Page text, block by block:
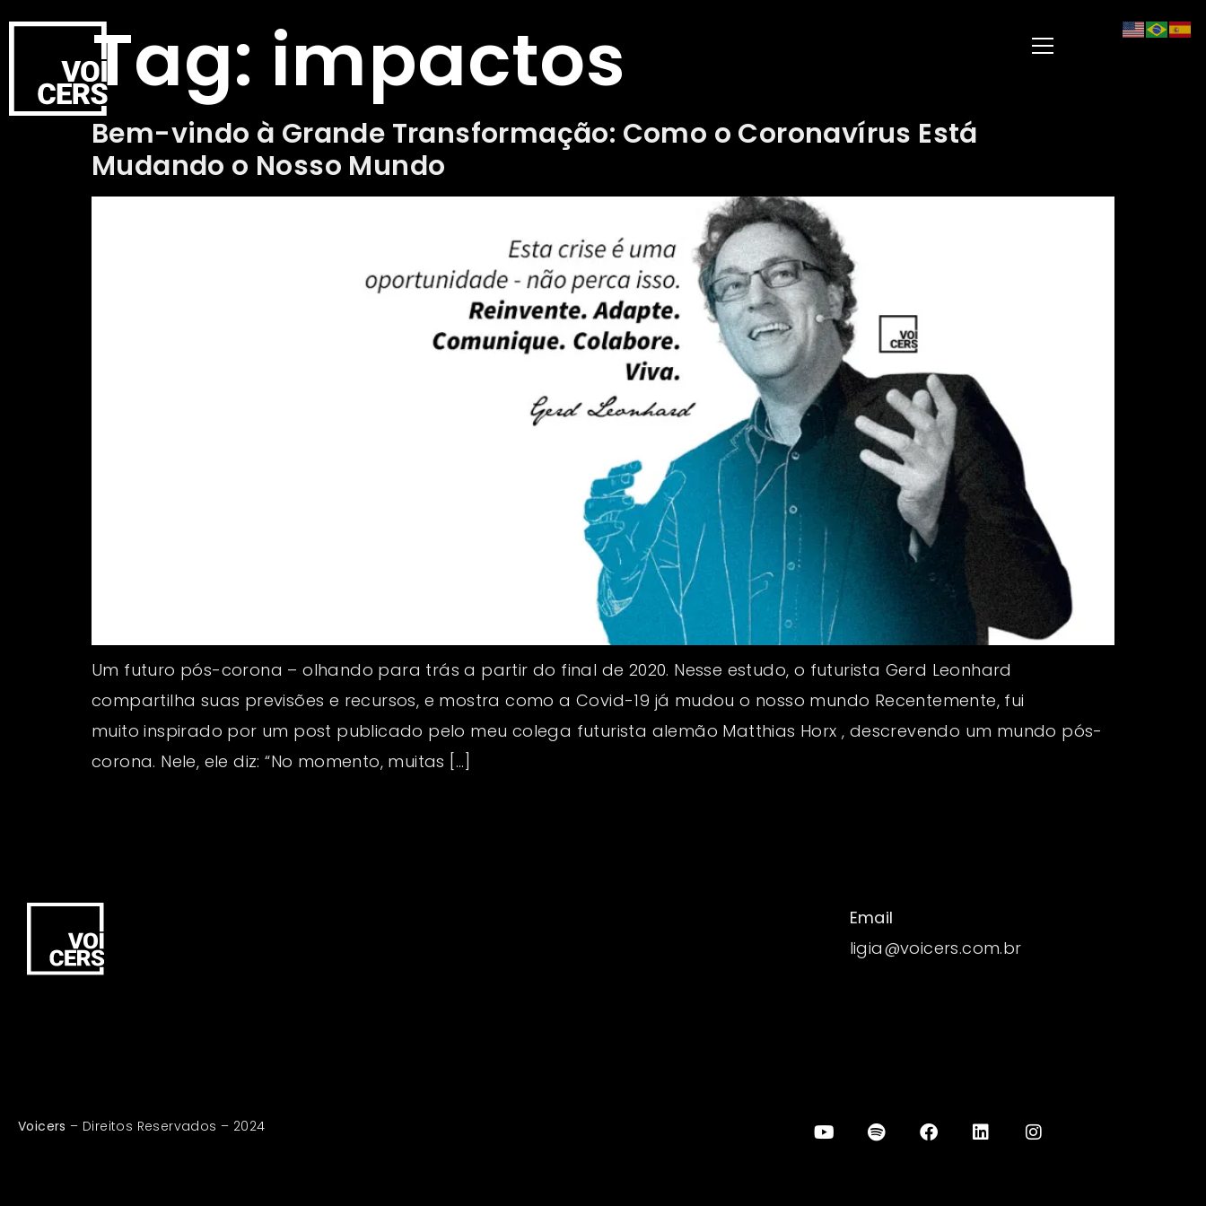
Tag: impactos
Bem-vindo à Grande Transformação: Como o Coronavírus Está
Mudando o Nosso Mundo
Um futuro pós-corona – olhando para trás a partir do final de 2020. Nesse estudo, o futurista Gerd Leonhard
compartilha suas previsões e recursos, e mostra como a Covid-19 já mudou o nosso mundo Recentemente, fui
muito inspirado por um post publicado pelo meu colega futurista alemão Matthias Horx , descrevendo um mundo pós-
corona. Nele, ele diz: “No momento, muitas […]
Email
ligia@voicers.com.br
Voicers – Direitos Reservados – 2024